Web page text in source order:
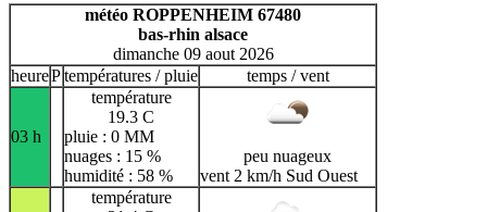
T
U
V
W X Y Z
météo ROPPENHEIM 67480
bas-rhin alsace
dimanche 09 aout 2026
heurePtempératures / pluie temps / vent
03 h
température
19.3 C
pluie : 0 MM
nuages : 15 %
humidité : 58 %
peu nuageux
vent 2 km/h Sud Ouest
température